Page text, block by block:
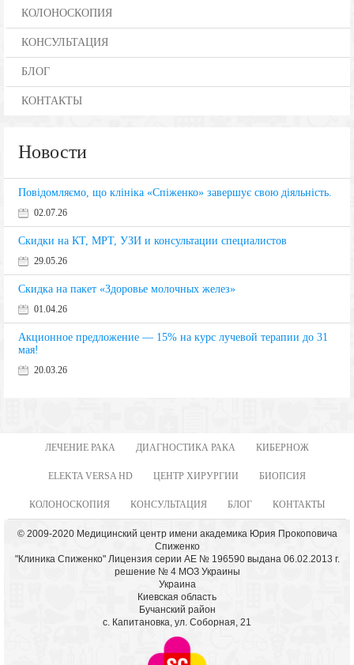
КОЛОНОСКОПИЯ
КОНСУЛЬТАЦИЯ
БЛОГ
КОНТАКТЫ
Новости
Повідомляємо, що клініка «Спіженко» завершує свою діяльність.
02.07.26
Скидки на КТ, МРТ, УЗИ и консультации специалистов
29.05.26
Скидка на пакет «Здоровье молочных желез»
01.04.26
Акционное предложение — 15% на курс лучевой терапии до 31
мая!
20.03.26
ЛЕЧЕНИЕ РАКА ДИАГНОСТИКА РАКА КИБЕРНОЖ
ELEKTA VERSA HD ЦЕНТР ХИРУРГИИ БИОПСИЯ
КОЛОНОСКОПИЯ КОНСУЛЬТАЦИЯ БЛОГ КОНТАКТЫ
© 2009-2020 Медицинский центр имени академика Юрия Прокоповича
Спиженко
"Клиника Спиженко" Лицензия серии АЕ № 196590 выдана 06.02.2013 г.
решение № 4 МОЗ Украины
Украина
Киевская область
Бучанский район
с. Капитановка, ул. Соборная, 21